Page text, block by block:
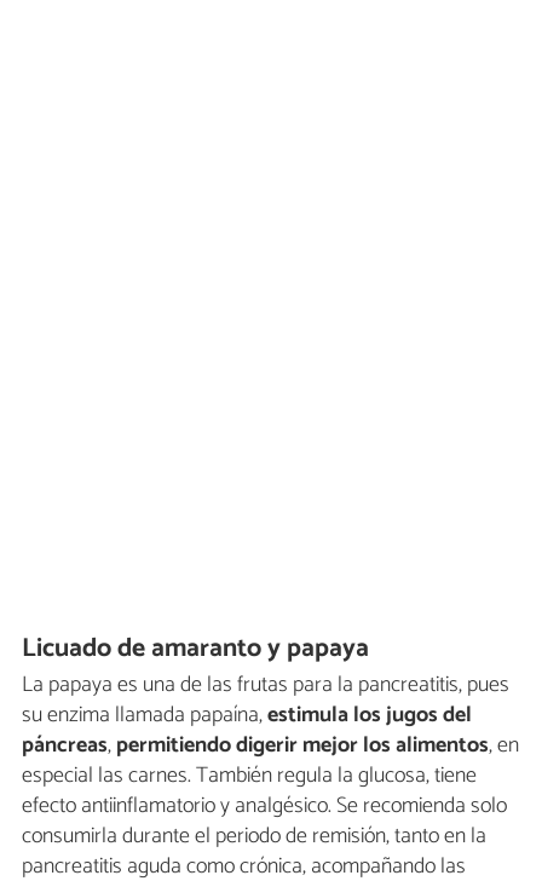
Licuado de amaranto y papaya
La papaya es una de las frutas para la pancreatitis, pues
su enzima llamada papaína,estimula los jugos del
páncreas,permitiendo digerir mejor los alimentos, en
especial las carnes. También regula la glucosa, tiene
efecto antiinflamatorio y analgésico. Se recomienda solo
consumirla durante el periodo de remisión, tanto en la
pancreatitis aguda como crónica, acompañando las